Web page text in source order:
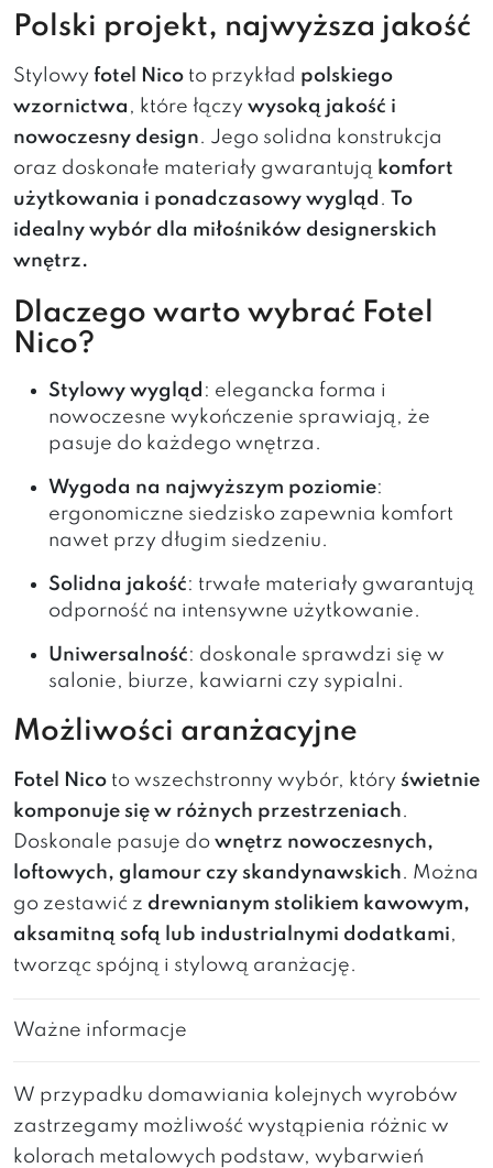
Polski projekt, najwyższa jakość
Stylowy fotel Nico to przykład polskiego
wzornictwa , które łączy wysoką jakość i
nowoczesny design. Jego solidna konstrukcja
oraz doskonałe materiały gwarantują komfort
użytkowania i ponadczasowy wygląd . To
idealny wybór dla miłośników designerskich
wnętrz.
Dlaczego warto wybrać Fotel
Nico?
Stylowy wygląd : elegancka forma i
nowoczesne wykończenie sprawiają, że
pasuje do każdego wnętrza.
Wygoda na najwyższym poziomie:
ergonomiczne siedzisko zapewnia komfort
nawet przy długim siedzeniu.
Solidna jakość: trwałe materiały gwarantują
odporność na intensywne użytkowanie.
Uniwersalność: doskonale sprawdzi się w
salonie, biurze, kawiarni czy sypialni.
Możliwości aranżacyjne
Fotel Nico to wszechstronny wybór, który świetnie
komponuje się w różnych przestrzeniach.
Doskonale pasuje do wnętrz nowoczesnych,
loftowych, glamour czy skandynawskich. Można
go zestawić z drewnianym stolikiem kawowym,
aksamitną sofą lub industrialnymi dodatkami,
tworząc spójną i stylową aranżację.
Ważne informacje
W przypadku domawiania kolejnych wyrobów
zastrzegamy możliwość wystąpienia różnic w
kolorach metalowych podstaw, wybarwień